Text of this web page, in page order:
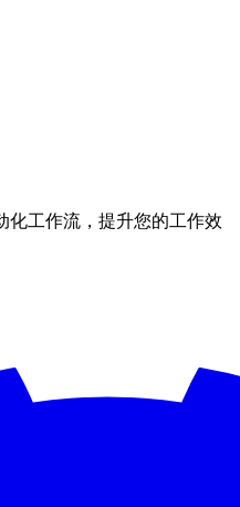
化工作流，提升您的工作效